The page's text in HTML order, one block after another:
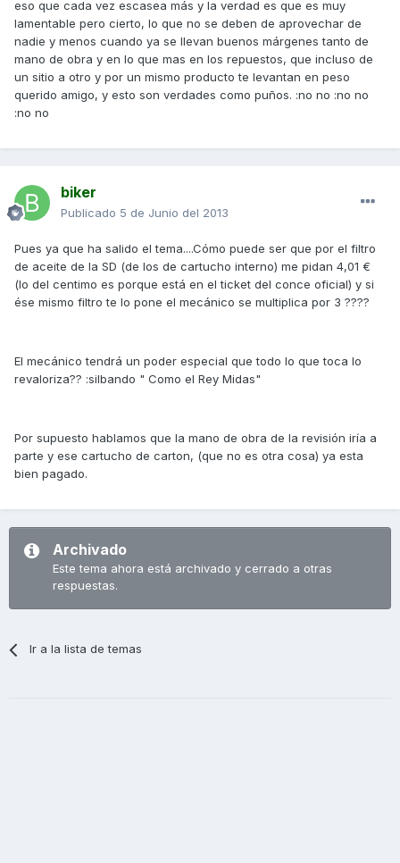
eso que cada vez escasea más y la verdad es que es muy
lamentable pero cierto, lo que no se deben de aprovechar de
nadie y menos cuando ya se llevan buenos márgenes tanto de
mano de obra y en lo que mas en los repuestos, que incluso de
un sitio a otro y por un mismo producto te levantan en peso
querido amigo, y esto son verdades como puños. :no no :no no
:no no
biker
Publicado 5 de Junio del 2013
Pues ya que ha salido el tema....Cómo puede ser que por el filtro
de aceite de la SD (de los de cartucho interno) me pidan 4,01 €
(lo del centimo es porque está en el ticket del conce oficial) y si
ése mismo filtro te lo pone el mecánico se multiplica por 3 ????
El mecánico tendrá un poder especial que todo lo que toca lo
revaloriza?? :silbando " Como el Rey Midas"
Por supuesto hablamos que la mano de obra de la revisión iría a
parte y ese cartucho de carton, (que no es otra cosa) ya esta
bien pagado.
Archivado
Este tema ahora está archivado y cerrado a otras
respuestas.
Ir a la lista de temas